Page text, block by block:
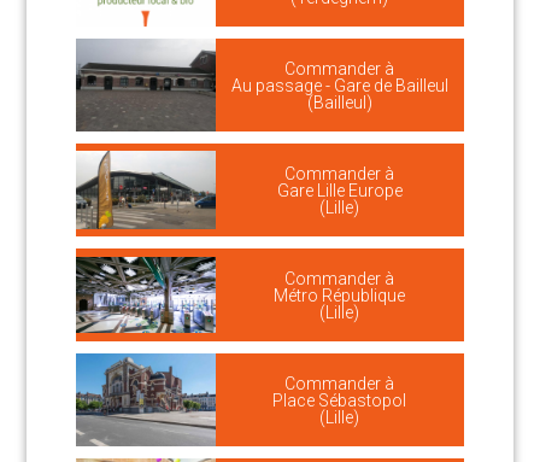
Commander à
Au passage - Gare de Bailleul
(Bailleul)
Commander à
Gare Lille Europe
(Lille)
Commander à
Métro République
(Lille)
Commander à
Place Sébastopol
(Lille)